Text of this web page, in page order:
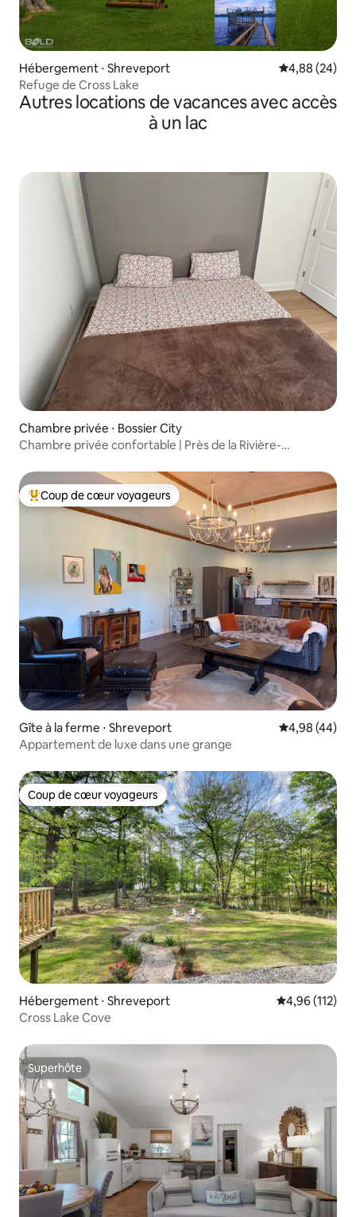
Hébergement ⋅ Shreveport Évaluation
4,88 (24)
Refuge de Cross Lake
Autres locations de vacances avec accès
à un lac
Chambre privée ⋅ Bossier City
Chambre privée confortable | Près de la Rivière-
Coups de cœur voyageurs les plus appréciés
Coup de cœur voyageurs
Gîte à la ferme ⋅ Shreveport Évaluation
4,98 (44)
Appartement de luxe dans une grange
Coup de cœur voyageurs
Coup de cœur voyageurs
Hébergement ⋅ Shreveport Évaluation
4,96 (112)
Cross Lake Cove
Superhôte
Superhôte